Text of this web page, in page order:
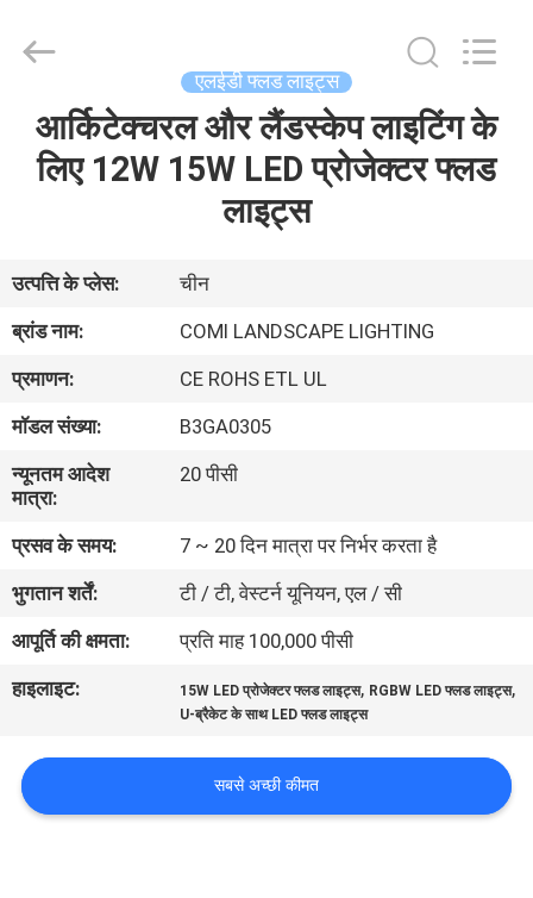
हमारे
बारे
में
कारखाना
भ्रमण
गुणवत्ता
नियंत्रण
संपर्क
समाचार
LIGHTING
LIMITED.
एलईडी फ्लड लाइट्स
आर्किटेक्चरल और लैंडस्केप लाइटिंग के
लिए 12W 15W LED प्रोजेक्टर फ्लड
लाइट्स
उत्पत्ति के प्लेस:
चीन
ब्रांड नाम:
COMI LANDSCAPE LIGHTING
प्रमाणन:
CE ROHS ETL UL
मॉडल संख्या:
B3GA0305
न्यूनतम आदेश
मात्रा:
20 पीसी
प्रसव के समय:
7 ~ 20 दिन मात्रा पर निर्भर करता है
भुगतान शर्तें:
टी / टी, वेस्टर्न यूनियन, एल / सी
आपूर्ति की क्षमता:
प्रति माह 100,000 पीसी
हाइलाइट:
15W LED प्रोजेक्टर फ्लड लाइट्स, RGBW LED फ्लड लाइट्स,
U-ब्रैकेट के साथ LED फ्लड लाइट्स
सबसे अच्छी कीमत